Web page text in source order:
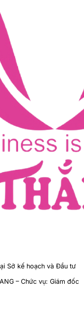
Sở kế hoạch và Đầu tư
– Chức vụ: Giám đốc